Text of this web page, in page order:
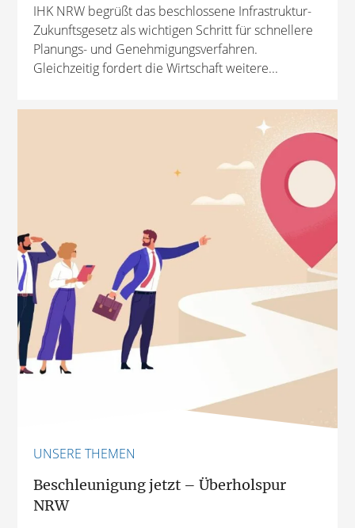
IHK NRW begrüßt das beschlossene Infrastruktur-
Zukunftsgesetz als wichtigen Schritt für schnellere
Planungs- und Genehmigungsverfahren.
Gleichzeitig fordert die Wirtschaft weitere...
UNSERE THEMEN
Beschleunigung jetzt – Überholspur
NRW